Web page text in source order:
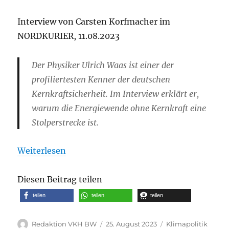
Interview von Carsten Korfmacher im
NORDKURIER, 11.08.2023
Der Physiker Ulrich Waas ist einer der
profiliertesten Kenner der deutschen
Kernkraftsicherheit. Im Interview erklärt er,
warum die Energiewende ohne Kernkraft eine
Stolperstrecke ist.
Weiterlesen
Diesen Beitrag teilen
teilen teilen teilen
Autor
Redaktion VKH BW
Veröffentlicht
25. August 2023 Kategorien
Klimapolitik